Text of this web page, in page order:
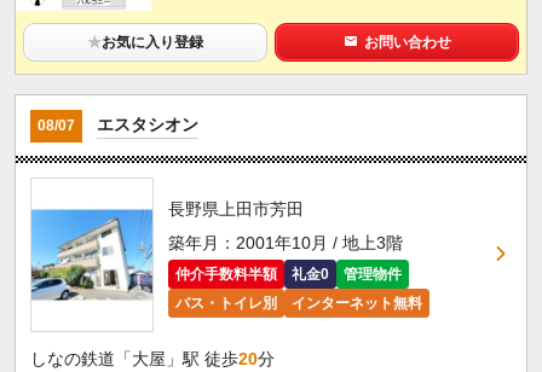
★お気に入り登録 お問い合わせ
08/07 エスタシオン
長野県上田市芳田
築年月：2001年10月 / 地上3階
仲介手数料半額 礼金0
管理物件
バス・トイレ別
インターネット無料
しなの鉄道「大屋」駅 徒歩20分